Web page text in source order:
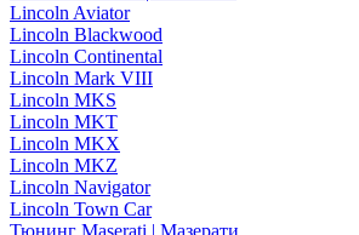
Lincoln Aviator
Lincoln Blackwood
Lincoln Continental
Lincoln Mark VIII
Lincoln MKS
Lincoln MKT
Lincoln MKX
Lincoln MKZ
Lincoln Navigator
Lincoln Town Car
Тюнинг Maserati | Мазерати